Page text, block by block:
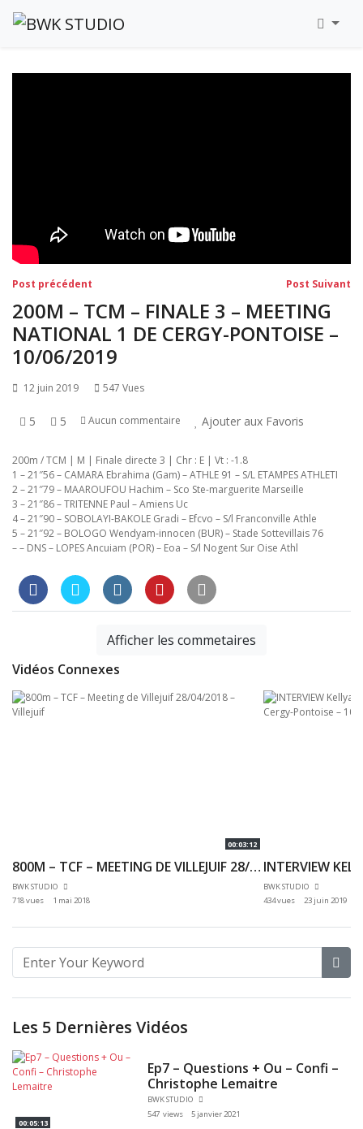
Navigation
de
l’article
Post précédent Post Suivant
200M – TCM – FINALE 3 – MEETING
NATIONAL 1 DE CERGY-PONTOISE –
10/06/2019
12 juin 2019 547 Vues
5 5 Aucun commentaire Ajouter aux Favoris
200m / TCM | M | Finale directe 3 | Chr : E | Vt : -1.8
1 – 21″56 – CAMARA Ebrahima (Gam) – ATHLE 91 – S/L ETAMPES ATHLETI
2 – 21″79 – MAAROUFOU Hachim – Sco Ste-marguerite Marseille
3 – 21″86 – TRITENNE Paul – Amiens Uc
4 – 21″90 – SOBOLAYI-BAKOLE Gradi – Efcvo – S/l Franconville Athle
5 – 21″92 – BOLOGO Wendyam-innocen (BUR) – Stade Sottevillais 76
– – DNS – LOPES Ancuiam (POR) – Eoa – S/l Nogent Sur Oise Athl
Afficher les commetaires
Vidéos Connexes
00:03:12
800M – TCF – MEETING DE VILLEJUIF 28/04/2018 – VILLEJUIF
BWK STUDIO
718 vues
1 mai 2018
BWK STUDIO
434 vues
23 juin 2019
Les 5 Dernières Vidéos
00:05:13
Ep7 – Questions + Ou – Confi –
Christophe Lemaitre
BWK STUDIO
547 views
5 janvier 2021